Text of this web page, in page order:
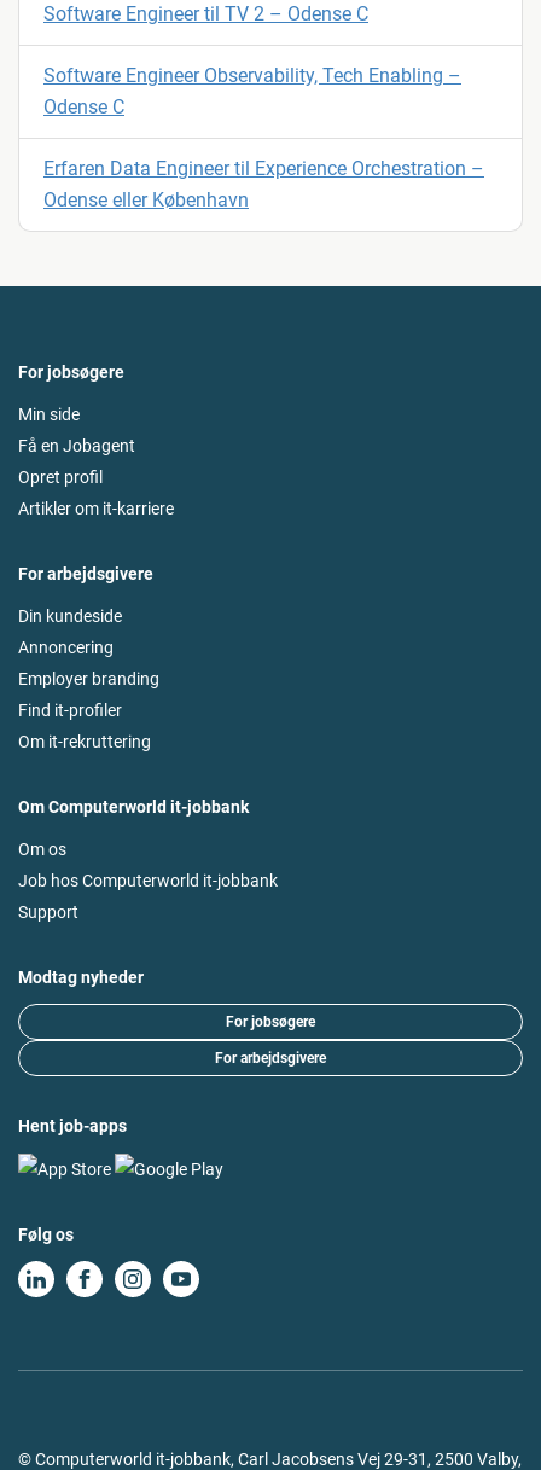
Software Engineer til TV 2 – Odense C
Software Engineer Observability, Tech Enabling –
Odense C
Erfaren Data Engineer til Experience Orchestration –
Odense eller København
For jobsøgere
Min side
Få en Jobagent
Opret profil
Artikler om it-karriere
For arbejdsgivere
Din kundeside
Annoncering
Employer branding
Find it-profiler
Om it-rekruttering
Om Computerworld it-jobbank
Om os
Job hos Computerworld it-jobbank
Support
Modtag nyheder
For jobsøgere
For arbejdsgivere
Hent job-apps
Følg os
© Computerworld it-jobbank, Carl Jacobsens Vej 29-31, 2500 Valby,